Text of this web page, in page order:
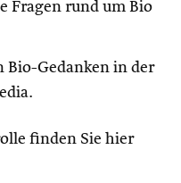
Fragen rund um Bio
Bio-Gedanken in der
finden Sie hier